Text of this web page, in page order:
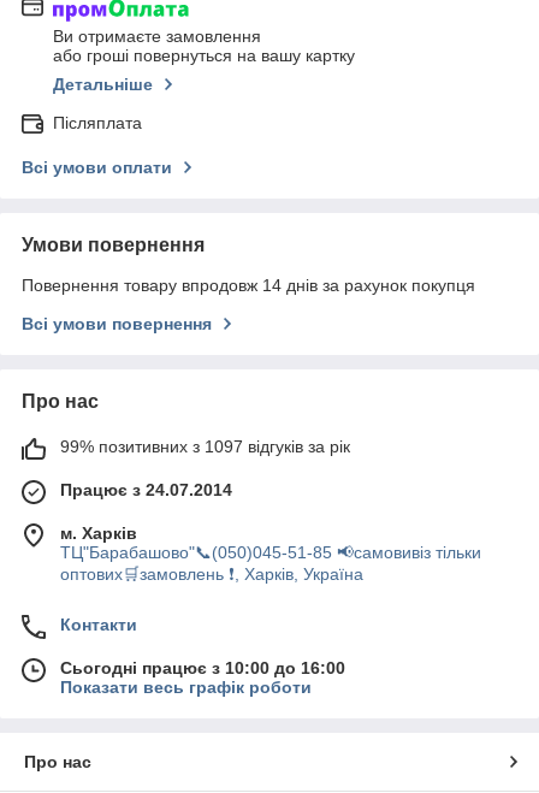
Ви отримаєте замовлення
або гроші повернуться на вашу картку
Детальніше
Післяплата
Всі умови оплати
Умови повернення
Повернення товару впродовж 14 днів за рахунок покупця
Всі умови повернення
Про нас
99% позитивних з 1097 відгуків за рік
Працює з 24.07.2014
м. Харків
ТЦ"Барабашово"📞(050)045-51-85 📢самовивіз тільки
оптових🛒замовлень ❗, Харків, Україна
Контакти
Сьогодні працює з 10:00 до 16:00
Показати весь графік роботи
Про нас